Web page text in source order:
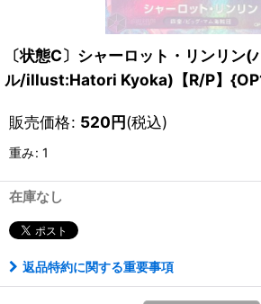
〔状態C〕シャーロット・リンリン(
ル/illust:Hatori Kyoka)【R/P】
販売価格: 520円(税込)
重み: 1
在庫なし
返品特約に関する重要事項